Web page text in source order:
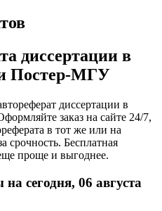
диссертации в
Постер-МГУ
диссертации в
заказ на сайте 24/7,
в тот же или на
срочность. Бесплатная
проще и выгоднее.
сегодня, 06 августа